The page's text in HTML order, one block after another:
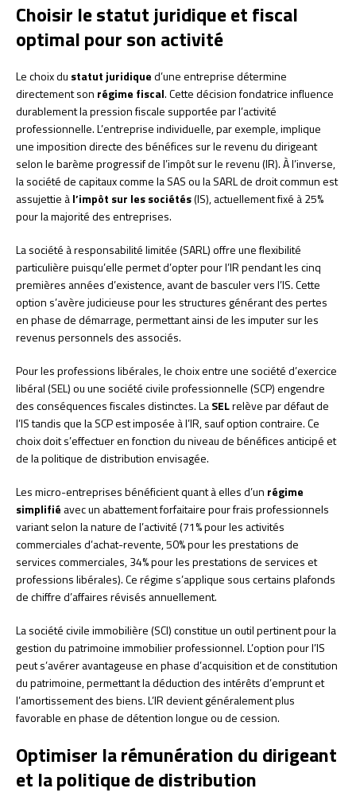
Choisir le statut juridique et fiscal
optimal pour son activité
Le choix du statut juridiqued’une entreprise détermine
directement son régime fiscal. Cette décision fondatrice influence
durablement la pression fiscale supportée par l’activité
professionnelle. L’entreprise individuelle, par exemple, implique
une imposition directe des bénéfices sur le revenu du dirigeant
selon le barème progressif de l’impôt sur le revenu (IR). À l’inverse,
la société de capitaux comme la SAS ou la SARL de droit commun est
assujettie àl’impôt sur les sociétés(IS), actuellement fixé à 25%
pour la majorité des entreprises.
La société à responsabilité limitée (SARL) offre une flexibilité
particulière puisqu’elle permet d’opter pour l’IR pendant les cinq
premières années d’existence, avant de basculer vers l’IS. Cette
option s’avère judicieuse pour les structures générant des pertes
en phase de démarrage, permettant ainsi de les imputer sur les
revenus personnels des associés.
Pour les professions libérales, le choix entre une société d’exercice
libéral (SEL) ou une société civile professionnelle (SCP) engendre
des conséquences fiscales distinctes. LaSELrelève par défaut de
l’IS tandis que la SCP est imposée à l’IR, sauf option contraire. Ce
choix doit s’effectuer en fonction du niveau de bénéfices anticipé et
de la politique de distribution envisagée.
Les micro-entreprises bénéficient quant à elles d’un régime
simplifié avec un abattement forfaitaire pour frais professionnels
variant selon la nature de l’activité (71% pour les activités
commerciales d’achat-revente, 50% pour les prestations de
services commerciales, 34% pour les prestations de services et
professions libérales). Ce régime s’applique sous certains plafonds
de chiffre d’affaires révisés annuellement.
La société civile immobilière (SCI) constitue un outil pertinent pour la
gestion du patrimoine immobilier professionnel. L’option pour l’IS
peut s’avérer avantageuse en phase d’acquisition et de constitution
du patrimoine, permettant la déduction des intérêts d’emprunt et
l’amortissement des biens. L’IR devient généralement plus
favorable en phase de détention longue ou de cession.
Optimiser la rémunération du dirigeant
et la politique de distribution